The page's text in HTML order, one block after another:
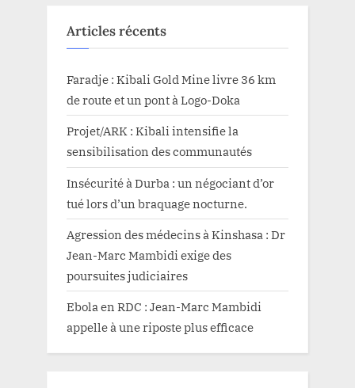
Articles récents
Faradje : Kibali Gold Mine livre 36 km
de route et un pont à Logo-Doka
Projet/ARK : Kibali intensifie la
sensibilisation des communautés
Insécurité à Durba : un négociant d’or
tué lors d’un braquage nocturne.
Agression des médecins à Kinshasa : Dr
Jean-Marc Mambidi exige des
poursuites judiciaires
Ebola en RDC : Jean-Marc Mambidi
appelle à une riposte plus efficace